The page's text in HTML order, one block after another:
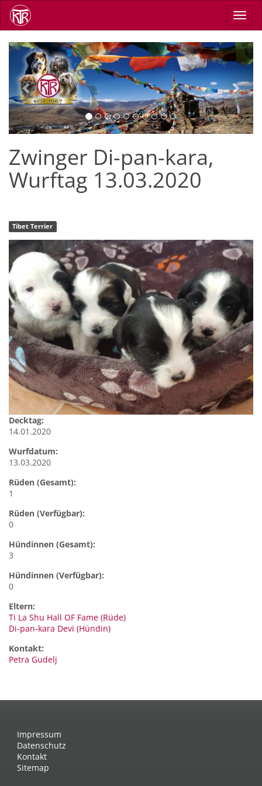
Skip
main
Previous Next
Zwinger Di-pan-kara,
Wurftag 13.03.2020
Tibet Terrier
Decktag:
14.01.2020
Wurfdatum:
13.03.2020
Rüden (Gesamt):
1
Rüden (Verfügbar):
0
Hündinnen (Gesamt):
3
Hündinnen (Verfügbar):
0
Eltern:
Ti La Shu Hall OF Fame (Rüde)
Di-pan-kara Devi (Hündin)
Kontakt:
Petra Gudelj
Impressum
Datenschutz
Kontakt
Sitemap